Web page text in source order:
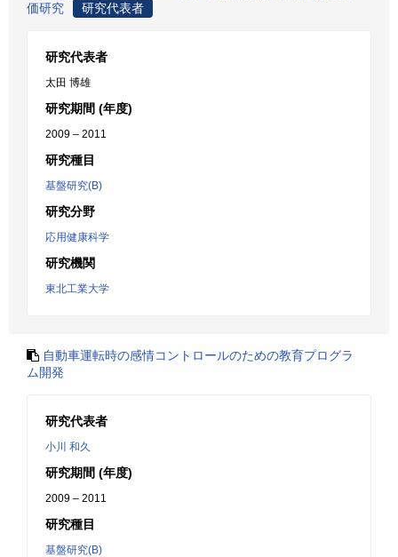
価研究
研究代表者
研究代表者
太田 博雄
研究期間 (年度)
2009 – 2011
研究種目
基盤研究(B)
研究分野
応用健康科学
研究機関
東北工業大学
自動車運転時の感情コントロールのための教育プログラ
ム開発
研究代表者
小川 和久
研究期間 (年度)
2009 – 2011
研究種目
基盤研究(B)